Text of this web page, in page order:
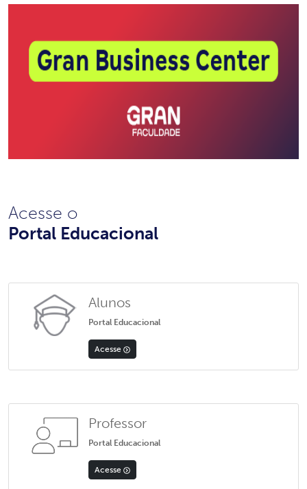
Acesse o
Portal Educacional
Alunos
Portal Educacional
Acesse
Professor
Portal Educacional
Acesse